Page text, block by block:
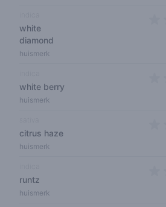
white
diamond
huismerk
white berry
huismerk
citrus haze
huismerk
runtz
huismerk